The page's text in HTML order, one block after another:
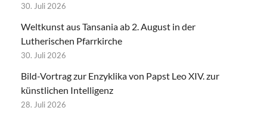
30. Juli 2026
Weltkunst aus Tansania ab 2. August in der
Lutherischen Pfarrkirche
30. Juli 2026
Bild-Vortrag zur Enzyklika von Papst Leo XIV. zur
künstlichen Intelligenz
28. Juli 2026